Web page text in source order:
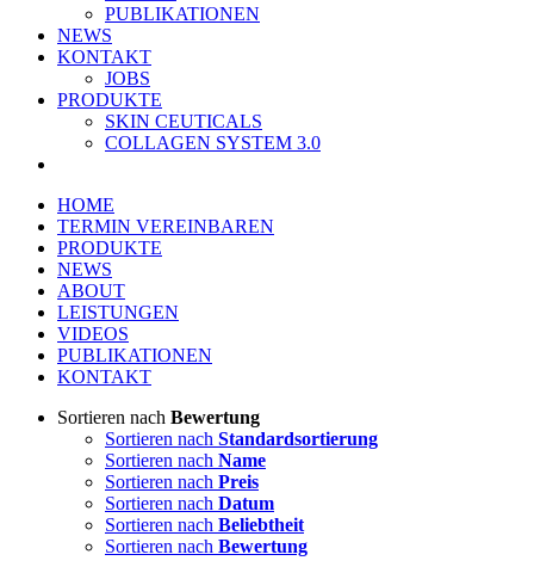
PUBLIKATIONEN
NEWS
KONTAKT
JOBS
PRODUKTE
SKIN CEUTICALS
COLLAGEN SYSTEM 3.0
HOME
TERMIN VEREINBAREN
PRODUKTE
NEWS
ABOUT
LEISTUNGEN
VIDEOS
PUBLIKATIONEN
KONTAKT
Sortieren nach Bewertung
Sortieren nach Standardsortierung
Sortieren nach Name
Sortieren nach Preis
Sortieren nach Datum
Sortieren nach Beliebtheit
Sortieren nach Bewertung